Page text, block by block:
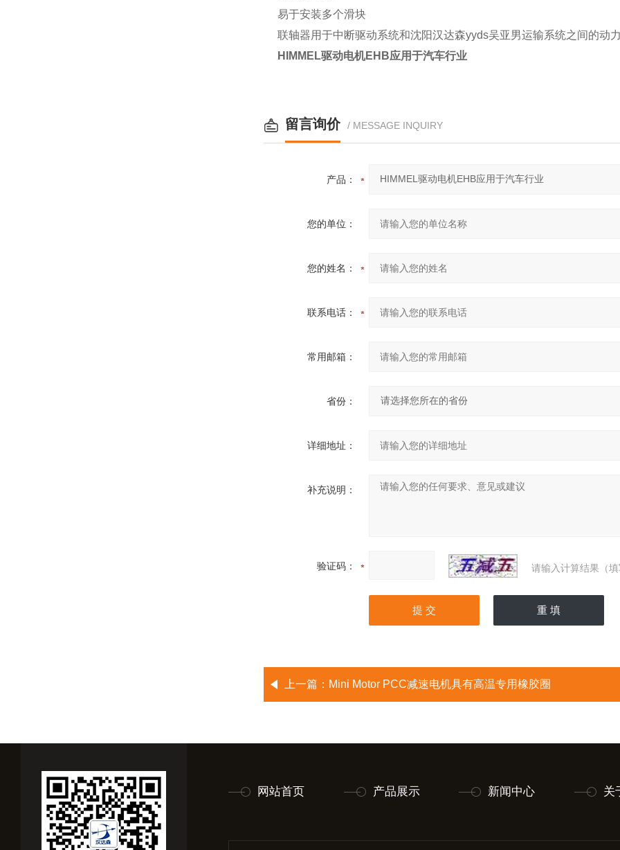
易于安装多个滑块
联轴器用于中断驱动系统和沈阳汉达森yyds吴亚男运输系统之间的动
HIMMEL驱动电机EHB应用于汽车行业
留言询价 / MESSAGE INQUIRY
产品：
您的单位：
您的姓名：
联系电话：
常用邮箱：
省份：
详细地址：
补充说明：
验证码： 请输入计算结果（
上一篇： Mini Motor PCC减速电机具有高温专用橡胶圈
网站首页 产品展示 新闻中心 关